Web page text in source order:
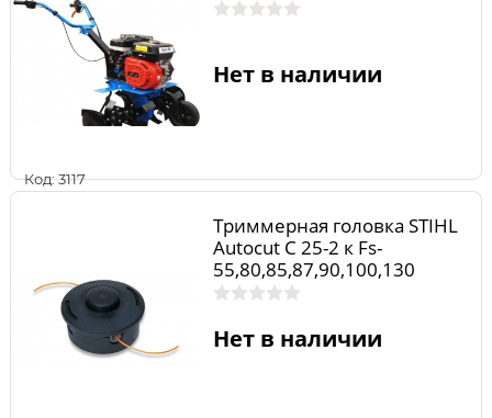
Код: 3117
Нет в наличии
Триммерная головка STIHL
Autocut С 25-2 к Fs-
55,80,85,87,90,100,130
Нет в наличии